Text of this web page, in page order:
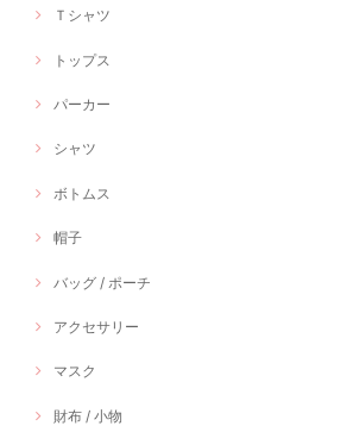
Ｔシャツ
トップス
パーカー
シャツ
ボトムス
帽子
バッグ / ポーチ
アクセサリー
マスク
財布 / 小物